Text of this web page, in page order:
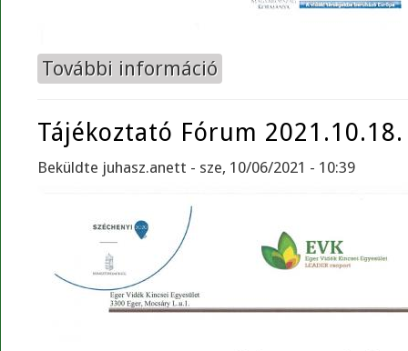
További információ
Tájékoztató Fórum 2021.10.18.
Beküldte juhasz.anett - sze, 10/06/2021 - 10:39